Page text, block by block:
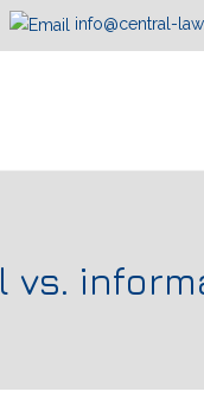
info@central-
vs.